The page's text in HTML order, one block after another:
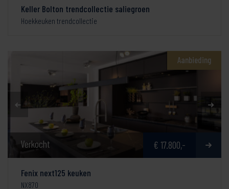
Keller Bolton trendcollectie saliegroen
Hoekkeuken trendcollectie
Aanbieding
Verkocht € 17.800,-
Fenix next125 keuken
NX870